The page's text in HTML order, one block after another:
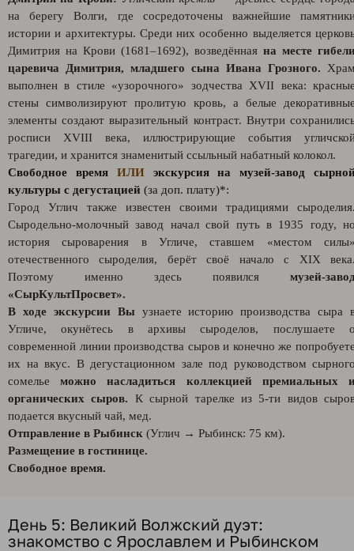
на берегу Волги, где сосредоточены важнейшие
истории и архитектуры. Среди них особенно выделяется
Димитрия на Крови (1681–1692), возведённая на месте
царевича Димитрия, младшего сына Ивана Грозного.
выполнен в стиле «узорочного» зодчества XVII века:
стены символизируют пролитую кровь, а белые
элементы создают выразительный контраст. Внутри
росписи XVIII века, иллюстрирующие события
трагедии, и хранится знаменитый ссыльный набатный колокол.
Свободное время ИЛИэкскурсия на музей-завод
культуры с дегустацией (за доп. плату)*:
Город Углич также известен своими традициями
Сыродельно-молочный завод начал свой путь в 1935 году,
история сыроварения в Угличе, ставшем «местом
отечественного сыроделия, берёт своё начало с XIX
Поэтому именно здесь появился музей-
«СырКультПросвет».
В ходе экскурсии Выузнаете историю производства сыра
Угличе, окунётесь в архивы сыроделов, послушаете
современной линии производства сыров и конечно же
их на вкус. В дегустационном зале под руководством
сомельеможно насладиться коллекцией премиальных
органических сыров. К сырной тарелке из 5-ти видов
подается вкусный чай, мед.
Отправление в Рыбинск (Углич → Рыбинск: 75 км).
Размещение в гостинице.
Свободное время.
День 5: Великий Волжский дуэт:
знакомство с Ярославлем и Рыбинском